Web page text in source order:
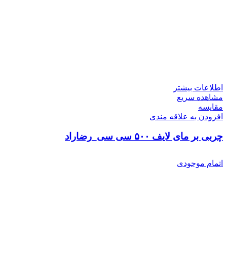
اطلاعات بیشتر
مشاهده سریع
مقایسه
افزودن به علاقه مندی
چربی بر مای لایف ۵۰۰ سی سی_رضاراد
اتمام موجودی